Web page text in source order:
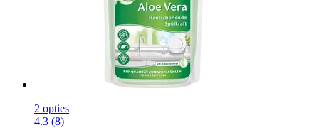
2 opties
4.3 (8)